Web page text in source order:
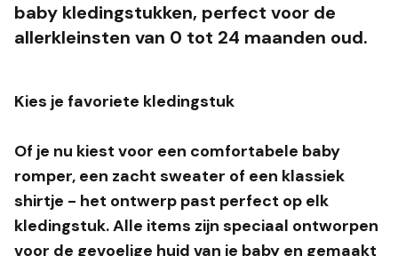
baby kledingstukken, perfect voor de
allerkleinsten van 0 tot 24 maanden oud.
Kies je favoriete kledingstuk
Of je nu kiest voor een comfortabele baby
romper, een zacht sweater of een klassiek
shirtje - het ontwerp past perfect op elk
kledingstuk. Alle items zijn speciaal ontworpen
voor de gevoelige huid van je baby en gemaakt